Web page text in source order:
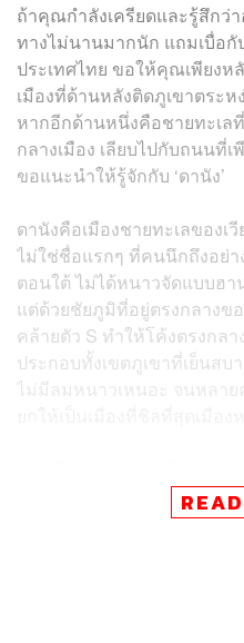
ถ้าคุณกำลังเครียดและรู้สึกว่
ทางไม่นานมากนัก แถมเบื่อกั
ประเทศไทย ขอให้คุณเพียง
เมืองที่ด้านหลังติดภูเขาตระ
หากอีกด้านหนึ่งคือชายทะเล
กลางเมือง เลียบไปกับถนนที่เ
ขอแนะนำให้รู้จักกับ ‘ดานัง’
ดานังคือเมืองชายทะเลของ
ไม่ใช่ชื่อแรกๆ ที่คนนึกถึงอย่
ตอนใต้ ไม่ได้หนาวจัดแบบฮ
แต่ด้วยชัยภูมิที่อยู่ตรงกลางข
คล้ายตัว S ทำให้โค้งตรงกล
ประกอบทั้งเขตภูเขาที่เย็นส
ไม่มีลมหนาวเหนอะ จนหลาย
แบบที่ไม่คุ้นเคย เสียงแตรที่เ
ติดทะเลที่เรียงรายอยู่หน้าชา